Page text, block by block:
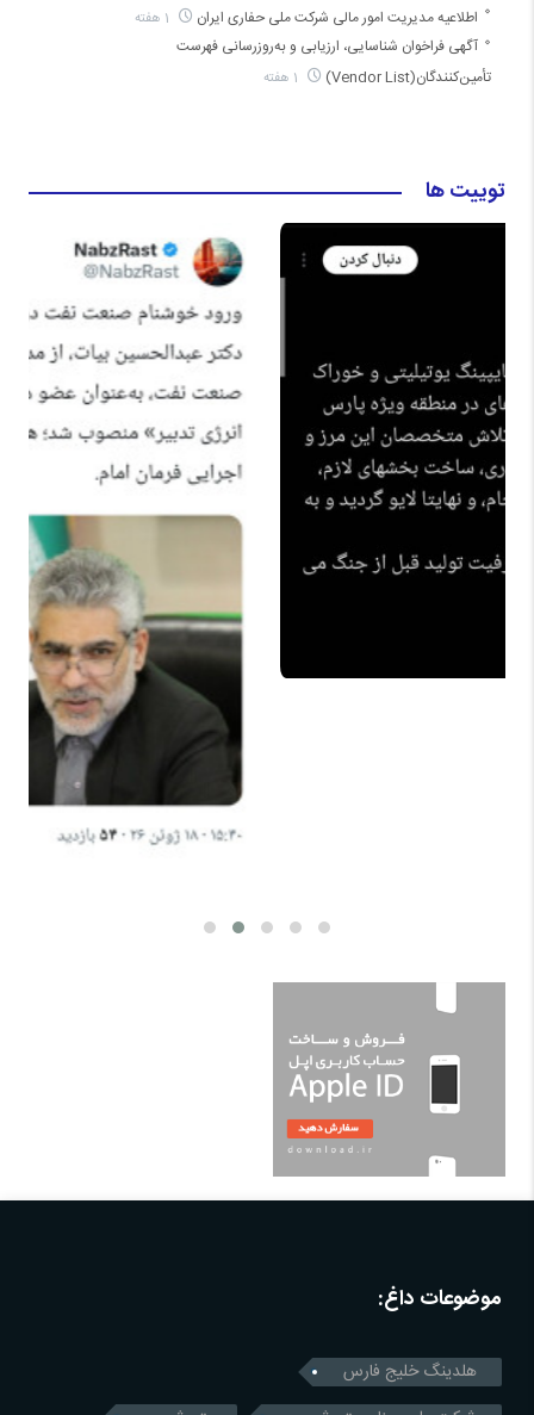
اطلاعیه مدیریت امور مالی شرکت ملی حفاری ایران
آگهی فراخوان شناسایی، ارزیابی و به‌روزرسانی فهرست
تأمین‌کنندگان(Vendor List)
توییت ها
بابک آوند: عضو کارگروه نفت دولت پزشکیان
موضوعات داغ:
هلدینگ خلیج فارس